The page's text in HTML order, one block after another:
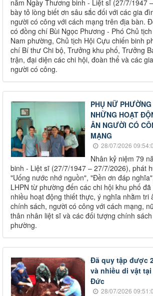
năm Ngày Thương binh - Liệt sĩ (27/7/1947
bày tỏ lòng biết ơn sâu sắc đối với các gia
người có công với cách mạng trên địa bàn.
có đồng chí Bùi Ngọc Phương - Phó Chủ
Nam phường, Chủ tịch Hội Cựu chiến binh
chí Bí thư Chi bộ, Trưởng khu phố, Trưởng
trận, đại diện các chi hội, đoàn thể và các
người có công.
PHỤ NỮ
NHỮNG HOẠT
ÂN NGƯỜI CÓ
MẠNG
28/07/2026
Nhân kỷ niệm 79
binh - Liệt sĩ (27/7/1947 – 27/7/2026), phát
"Uống nước nhớ nguồn", "Đền ơn đáp
LHPN từ phường đến các chi hội khu phố
nhiều hoạt động thiết thực, ý nghĩa nhằm tri
chính sách, người có công với cách mạng,
thân nhân liệt sĩ và các đối tượng chính
phường.
Đã quy tập được
và nhiều di vật
Đức
28/07/2026